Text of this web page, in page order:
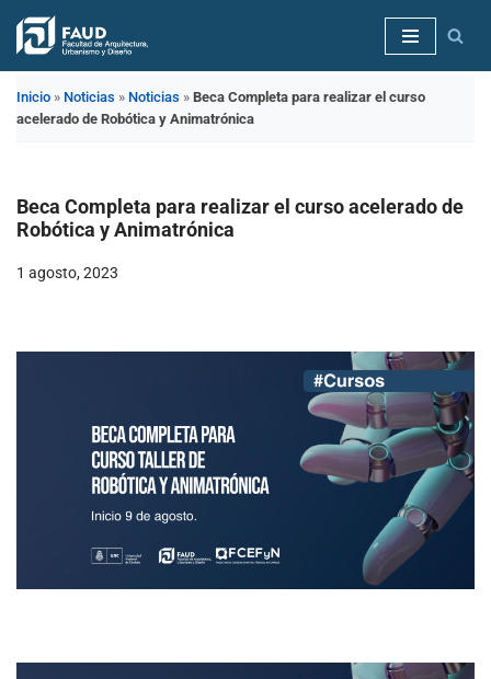
Saltar
contenido
Inicio » Noticias » Noticias » Beca Completa para realizar el curso
acelerado de Robótica y Animatrónica
Beca Completa para realizar el curso acelerado de
Robótica y Animatrónica
1 agosto, 2023